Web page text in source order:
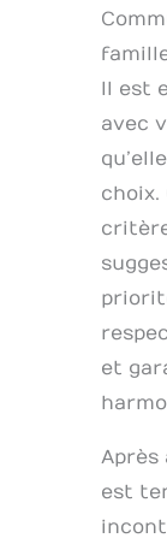
Il est
avec
choix.
et
Après
est